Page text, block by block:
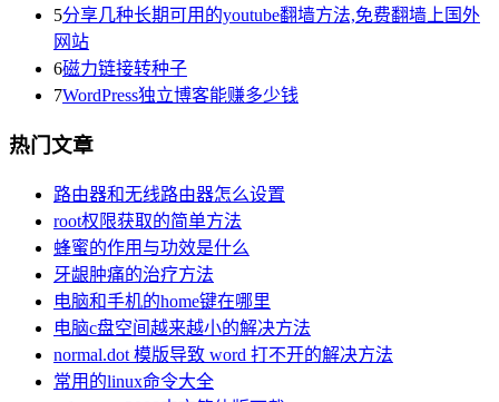
5分享几种长期可用的youtube翻墙方法,免费翻墙上国外
网站
6磁力链接转种子
7WordPress独立博客能赚多少钱
热门文章
路由器和无线路由器怎么设置
root权限获取的简单方法
蜂蜜的作用与功效是什么
牙龈肿痛的治疗方法
电脑和手机的home键在哪里
电脑c盘空间越来越小的解决方法
normal.dot 模版导致 word 打不开的解决方法
常用的linux命令大全